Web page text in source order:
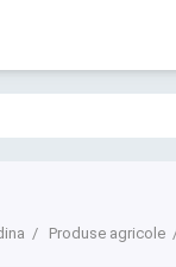
Produse agricole